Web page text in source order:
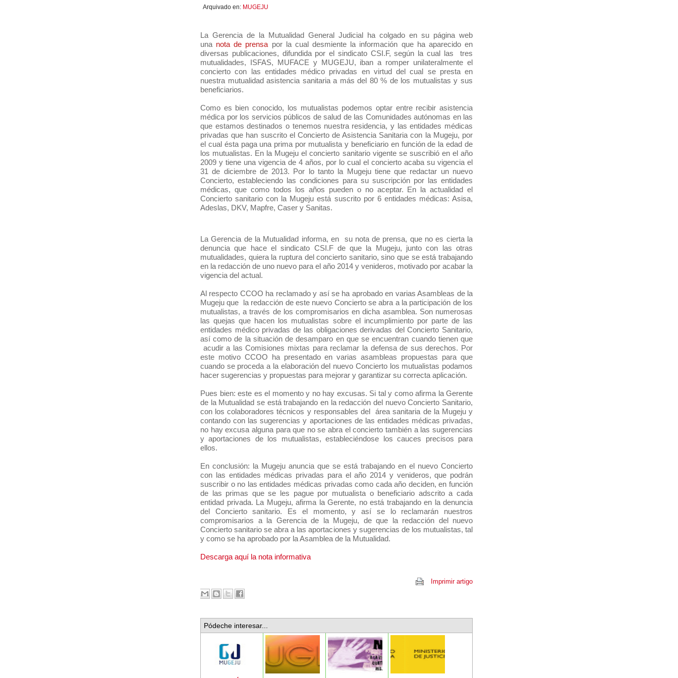
Arquivado en: MUGEJU
La Gerencia de la Mutualidad General Judicial ha colgado en su página web
una nota de prensa por la cual desmiente la información que ha aparecido en
diversas publicaciones, difundida por el sindicato CSI.F, según la cual las tres
mutualidades, ISFAS, MUFACE y MUGEJU, iban a romper unilateralmente el
concierto con las entidades médico privadas en virtud del cual se presta en
nuestra mutualidad asistencia sanitaria a más del 80 % de los mutualistas y sus
beneficiarios.
Como es bien conocido, los mutualistas podemos optar entre recibir asistencia
médica por los servicios públicos de salud de las Comunidades autónomas en las
que estamos destinados o tenemos nuestra residencia, y las entidades médicas
privadas que han suscrito el Concierto de Asistencia Sanitaria con la Mugeju, por
el cual ésta paga una prima por mutualista y beneficiario en función de la edad de
los mutualistas. En la Mugeju el concierto sanitario vigente se suscribió en el año
2009 y tiene una vigencia de 4 años, por lo cual el concierto acaba su vigencia el
31 de diciembre de 2013. Por lo tanto la Mugeju tiene que redactar un nuevo
Concierto, estableciendo las condiciones para su suscripción por las entidades
médicas, que como todos los años pueden o no aceptar. En la actualidad el
Concierto sanitario con la Mugeju está suscrito por 6 entidades médicas: Asisa,
Adeslas, DKV, Mapfre, Caser y Sanitas.
La Gerencia de la Mutualidad informa, en su nota de prensa, que no es cierta la
denuncia que hace el sindicato CSI.F de que la Mugeju, junto con las otras
mutualidades, quiera la ruptura del concierto sanitario, sino que se está trabajando
en la redacción de uno nuevo para el año 2014 y venideros, motivado por acabar la
vigencia del actual.
Al respecto CCOO ha reclamado y así se ha aprobado en varias Asambleas de la
Mugeju que la redacción de este nuevo Concierto se abra a la participación de los
mutualistas, a través de los compromisarios en dicha asamblea. Son numerosas
las quejas que hacen los mutualistas sobre el incumplimiento por parte de las
entidades médico privadas de las obligaciones derivadas del Concierto Sanitario,
así como de la situación de desamparo en que se encuentran cuando tienen que
acudir a las Comisiones mixtas para reclamar la defensa de sus derechos. Por
este motivo CCOO ha presentado en varias asambleas propuestas para que
cuando se proceda a la elaboración del nuevo Concierto los mutualistas podamos
hacer sugerencias y propuestas para mejorar y garantizar su correcta aplicación.
Pues bien: este es el momento y no hay excusas. Si tal y como afirma la Gerente
de la Mutualidad se está trabajando en la redacción del nuevo Concierto Sanitario,
con los colaboradores técnicos y responsables del área sanitaria de la Mugeju y
contando con las sugerencias y aportaciones de las entidades médicas privadas,
no hay excusa alguna para que no se abra el concierto también a las sugerencias
y aportaciones de los mutualistas, estableciéndose los cauces precisos para
ellos.
En conclusión: la Mugeju anuncia que se está trabajando en el nuevo Concierto
con las entidades médicas privadas para el año 2014 y venideros, que podrán
suscribir o no las entidades médicas privadas como cada año deciden, en función
de las primas que se les pague por mutualista o beneficiario adscrito a cada
entidad privada. La Mugeju, afirma la Gerente, no está trabajando en la denuncia
del Concierto sanitario. Es el momento, y así se lo reclamarán nuestros
compromisarios a la Gerencia de la Mugeju, de que la redacción del nuevo
Concierto sanitario se abra a las aportaciones y sugerencias de los mutualistas, tal
y como se ha aprobado por la Asamblea de la Mutualidad.
Descarga aquí la nota informativa
Imprimir artigo
Pódeche interesar...